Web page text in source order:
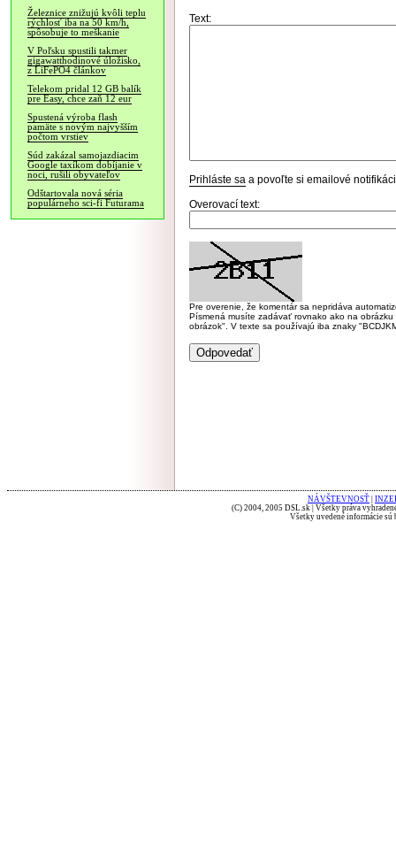
Železnice znižujú kvôli teplu
rýchlosť iba na 50 km/h,
spôsobuje to meškanie
V Poľsku spustili takmer
gigawatthodinové úložisko,
z LiFePO4 článkov
Telekom pridal 12 GB balík
pre Easy, chce zaň 12 eur
Spustená výroba flash
pamäte s novým najvyšším
počtom vrstiev
Súd zakázal samojazdiacim
Google taxíkom dobíjanie v
noci, rušili obyvateľov
Odštartovala nová séria
populárneho sci-fi Futurama
Text:
Prihláste sa a povoľte si emailové
Overovací text:
Pre overenie, že komentár sa nepridáva
Písmená musíte zadávať rovnako ako na
obrázok". V texte sa používajú iba znaky
NÁVŠTEVNOSŤ
(C) 2004, 2005 DSL.sk | Všetky práva
Všetky uvedené informácie sú